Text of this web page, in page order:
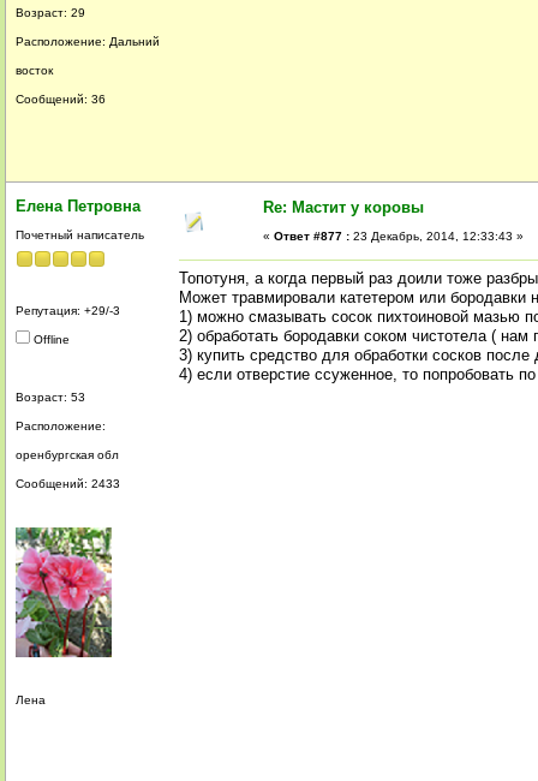
Возраст: 29
Расположение: Дальний
восток
Сообщений: 36
Елена Петровна
Почетный написатель
Репутация: +29/-3
Offline
Возраст: 53
Расположение:
оренбургская обл
Сообщений: 2433
Лена
Re: Мастит у коровы
« Ответ #877 : 23 Декабрь, 2014, 12:33:43 »
Топотуня, а когда первый раз доили тоже
Может травмировали катетером или бородавки
1) можно смазывать сосок пихтоиновой мазью
2) обработать бородавки соком чистотела ( нам
3) купить средство для обработки сосков после
4) если отверстие ссуженное, то попробовать